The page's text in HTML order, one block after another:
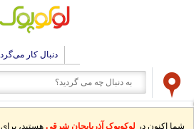
دنبال کار
شما اکنون در لوکوپوک آذربایجان شرقیهستید، برای